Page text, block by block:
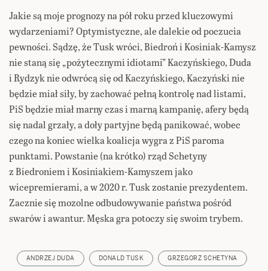
Jakie są moje prognozy na pół roku przed kluczowymi
wydarzeniami? Optymistyczne, ale dalekie od poczucia
pewności. Sądzę, że Tusk wróci, Biedroń i Kosiniak-Kamysz
nie staną się „pożytecznymi idiotami” Kaczyńskiego, Duda
i Rydzyk nie odwrócą się od Kaczyńskiego, Kaczyński nie
będzie miał siły, by zachować pełną kontrolę nad listami,
PiS będzie miał marny czas i marną kampanię, afery będą
się nadal grzały, a doły partyjne będą panikować, wobec
czego na koniec wielka koalicja wygra z PiS paroma
punktami. Powstanie (na krótko) rząd Schetyny
z Biedroniem i Kosiniakiem-Kamyszem jako
wicepremierami, a w 2020 r. Tusk zostanie prezydentem.
Zacznie się mozolne odbudowywanie państwa pośród
swarów i awantur. Męska gra potoczy się swoim trybem.
ANDRZEJ DUDA DONALD TUSK GRZEGORZ SCHETYNA